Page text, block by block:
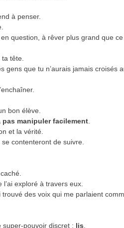
à penser.
en question, à rêver plus grand que ce
tête.
gens que tu n’aurais jamais croisés
bon élève.
manipuler facilement
et la vérité.
contenteront de suivre.
exploré à travers eux.
trouvé des voix qui me parlaient
super-pouvoir discret : lis